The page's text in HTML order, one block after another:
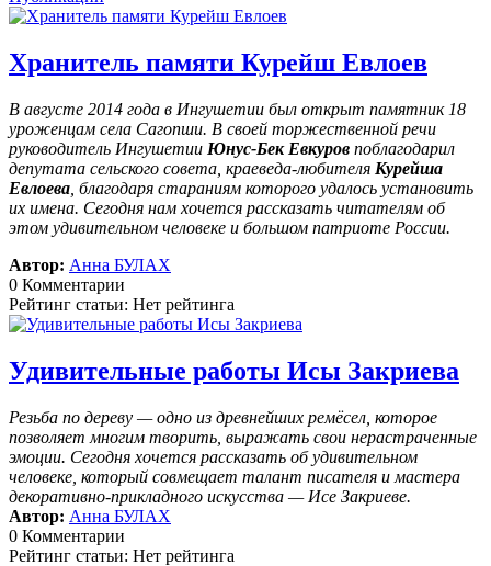
Хранитель памяти Курейш Евлоев
В августе 2014 года в Ингушетии был открыт памятник 18
уроженцам села Сагопши. В своей торжественной речи
руководитель Ингушетии Юнус-Бек Евкуров поблагодарил
депутата сельского совета, краеведа-любителя Курейша
Евлоева , благодаря стараниям которого удалось установить
их имена. Сегодня нам хочется рассказать читателям об
этом удивительном человеке и большом патриоте России.
Автор: Анна БУЛАХ
0 Комментарии
Рейтинг статьи: Нет рейтинга
Удивительные работы Исы Закриева
Резьба по дереву — одно из древнейших ремёсел, которое
позволяет многим творить, выражать свои нерастраченные
эмоции. Сегодня хочется рассказать об удивительном
человеке, который совмещает талант писателя и мастера
декоративно-прикладного искусства — Исе Закриеве.
Автор: Анна БУЛАХ
0 Комментарии
Рейтинг статьи: Нет рейтинга